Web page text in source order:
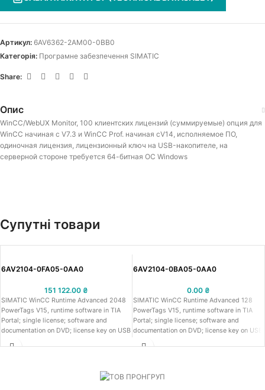
Артикул: 6AV6362-2AM00-0BB0
Категорія: Програмне забезпечення SIMATIC
Share:
Опис
WinCC/WebUX Monitor, 100 клиентских лицензий (суммируемые) опция для
WinCC начиная с V7.3 и WinCC Prof. начиная сV14, исполняемое ПО,
одиночная лицензия, лицензионный ключ на USB-накопителе, на
серверной стороне требуется 64-битная ОС Windows
Супутні товари
6AV2104-0FA05-0AA0
151 122.00 ₴
SIMATIC WinCC Runtime Advanced 2048
PowerTags V15, runtime software in TIA
Portal; single license; software and
documentation on DVD; license key on USB
8.1/10 (64 bit), WinSrv 2008 R2/2012
6AV2104-0BA05-0AA0
0.00 ₴
SIMATIC WinCC Runtime Advanced 128
PowerTags V15, runtime software in TIA
Portal; single license; software and
documentation on DVD; license key on USB
R2/2016 (64 bit)